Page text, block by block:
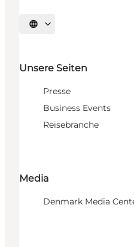
Sprache auswählen
Unsere Seiten
Presse
Business Events
Reisebranche
Media
Denmark Media